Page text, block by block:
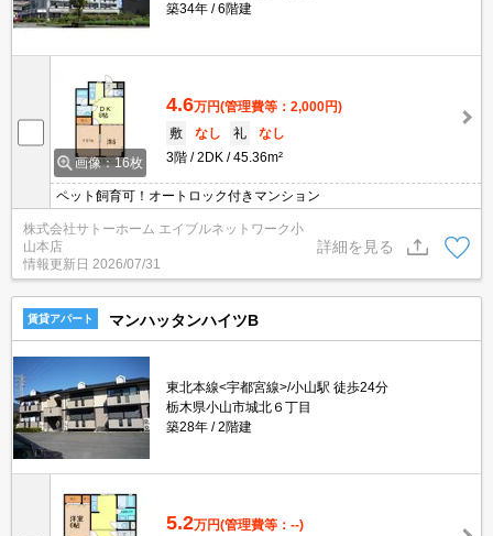
築34年
6階建
画像：16枚
4.6万円(管理費等：2,000円)
敷
なし 礼
なし
3階
2DK 45.36m²
ペット飼育可！オートロック付きマンション
株式会社サトーホーム エイブルネットワーク小
山本店
情報更新日 2026/07/31
詳細を見る
賃貸アパート マンハッタンハイツB
東北本線<宇都宮線>/小山駅 徒歩24分
栃木県小山市城北６丁目
築28年
2階建
5.2万円(管理費等：--)